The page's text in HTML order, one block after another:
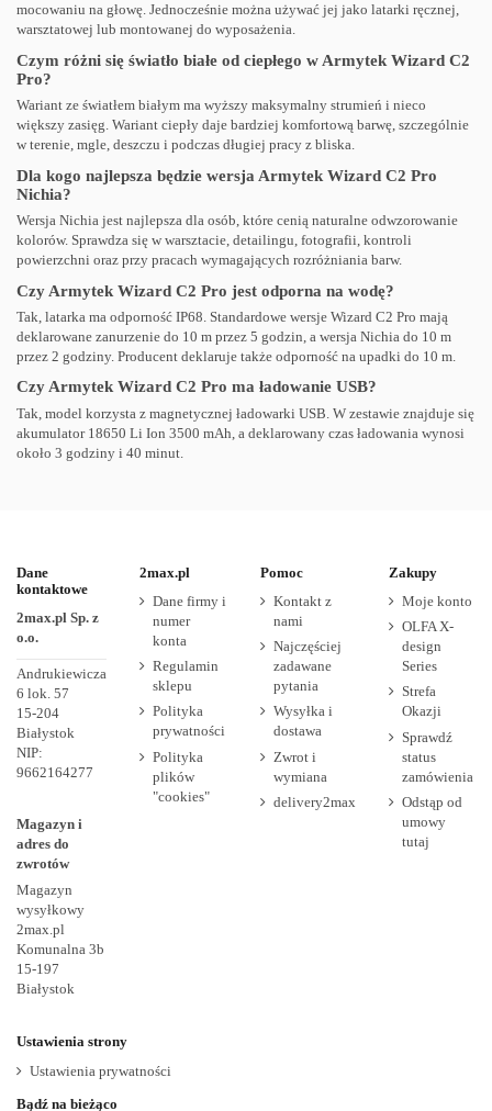
mocowaniu na głowę. Jednocześnie można używać jej jako latarki ręcznej,
warsztatowej lub montowanej do wyposażenia.
Czym różni się światło białe od ciepłego w Armytek Wizard C2
Pro?
Wariant ze światłem białym ma wyższy maksymalny strumień i nieco
większy zasięg. Wariant ciepły daje bardziej komfortową barwę, szczególnie
w terenie, mgle, deszczu i podczas długiej pracy z bliska.
Dla kogo najlepsza będzie wersja Armytek Wizard C2 Pro
Nichia?
Wersja Nichia jest najlepsza dla osób, które cenią naturalne odwzorowanie
kolorów. Sprawdza się w warsztacie, detailingu, fotografii, kontroli
powierzchni oraz przy pracach wymagających rozróżniania barw.
Czy Armytek Wizard C2 Pro jest odporna na wodę?
Tak, latarka ma odporność IP68. Standardowe wersje Wizard C2 Pro mają
deklarowane zanurzenie do 10 m przez 5 godzin, a wersja Nichia do 10 m
przez 2 godziny. Producent deklaruje także odporność na upadki do 10 m.
Czy Armytek Wizard C2 Pro ma ładowanie USB?
Tak, model korzysta z magnetycznej ładowarki USB. W zestawie znajduje się
akumulator 18650 Li Ion 3500 mAh, a deklarowany czas ładowania wynosi
około 3 godziny i 40 minut.
Dane
kontaktowe
2max.pl Sp. z
o.o.
Andrukiewicza
6 lok. 57
15-204
Białystok
NIP:
9662164277
Magazyn i
adres do
zwrotów
Magazyn
wysyłkowy
2max.pl
Komunalna 3b
15-197
Białystok
2max.pl
Dane firmy i
numer
konta
Regulamin
sklepu
Polityka
prywatności
Polityka
plików
"cookies"
Pomoc
Kontakt z
nami
Najczęściej
zadawane
pytania
Wysyłka i
dostawa
Zwrot i
wymiana
delivery2max
Zakupy
Moje konto
OLFA X-
design
Series
Strefa
Okazji
Sprawdź
status
zamówienia
Odstąp od
umowy
tutaj
Ustawienia strony
Ustawienia prywatności
Bądź na bieżąco